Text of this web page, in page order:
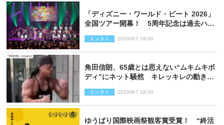
「ディズニー・ワールド・ビート 2026」
全国ツアー開幕！ 5周年記念は過去ハイ
ポート】
エンタメ 2026/8/7 18:00
角田信朗、65歳とは思えない“ムキムキボ
ディ”にネット騒然 キレッキレの動きを
エンタメ 2026/8/7 18:00
ゆうばり国際映画祭観客賞受賞！ “終活